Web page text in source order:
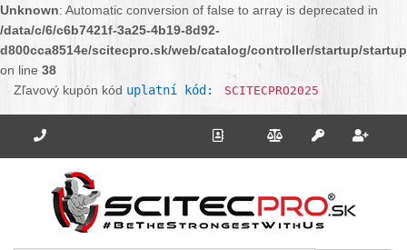
Unknown: Automatic conversion of false to array is deprecated in
/data/c/6/c6b7421f-3a25-4b19-8d92-
d800cca8514e/scitecpro.sk/web/catalog/controller/startup/
on line 38
Zľavový kupón kód uplatní kód: SCITECPRO2025
Potrebujete poradiť? Zavolajte nám. Kontakt Porovnanie
Prihlásiť sa